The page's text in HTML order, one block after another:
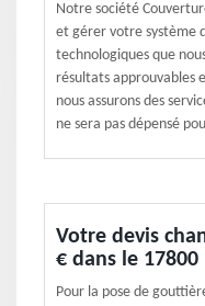
Notre société
et gérer votre système
technologiques que
résultats approuvables
nous assurons des
ne sera pas dépensé
Votre devis
€ dans le 17800
Pour la pose de